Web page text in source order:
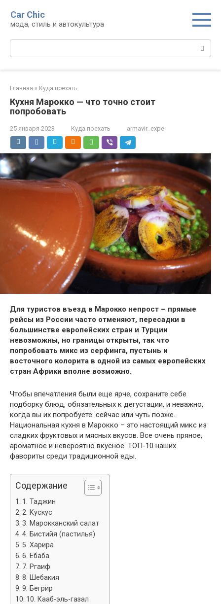
контенту
Car Chic
мода, стиль и автокультура
Поиск:
Главная » Куда поехать
Кухня Марокко — что точно стоит
попробовать
25 января 2023 Куда поехать armavir_expe
Для туристов въезд в Марокко непрост – прямые
рейсы из России часто отменяют, пересадки в
большинстве европейских стран и Турции
невозможны, но границы открыты, так что
попробовать микс из серфинга, пустынь и
восточного колорита в одной из самых европейских
стран Африки вполне возможно.
Чтобы впечатления были еще ярче, сохраните себе
подборку блюд, обязательных к дегустации, и неважно,
когда вы их попробуете: сейчас или чуть позже.
Национальная кухня в Марокко – это настоящий микс из
сладких фруктовых и мясных вкусов. Все очень пряное,
ароматное и невероятно вкусное. ТОП-10 наших
фавориты среди традиционной еды.
Содержание
1. Таджин
2. Кускус
3. Марокканский салат
4. Бистийя (пастилья)
5. Харира
6. Ебаба
7. Ргаиф
8. Шебакия
9. Бегрир
10. Кааб-эль-газал